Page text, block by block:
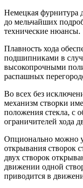
Немецкая фурнитура
до мельчайших
технические нюансы.
Плавность хода
подшипниками в
высокопрочными
распашных
Во всех без
механизм створки
положения стекла, с
ограничителей хода
Опционально можно
открывания створок
двух створок
движении одной
приводится в